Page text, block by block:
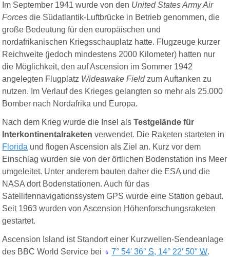
Im September 1941 wurde von den United States Army Air
Forces die Südatlantik-Luftbrücke in Betrieb genommen, die
große Bedeutung für den europäischen und
nordafrikanischen Kriegsschauplatz hatte. Flugzeuge kurzer
Reichweite (jedoch mindestens 2000 Kilometer) hatten nur
die Möglichkeit, den auf Ascension im Sommer 1942
angelegten Flugplatz Wideawake Fieldzum Auftanken zu
nutzen. Im Verlauf des Krieges gelangten so mehr als 25.000
Bomber nach Nordafrika und Europa.
Nach dem Krieg wurde die Insel alsTestgelände für
Interkontinentalraketen verwendet. Die Raketen starteten in
Florida und flogen Ascension als Ziel an. Kurz vor dem
Einschlag wurden sie von der örtlichen Bodenstation ins Meer
umgeleitet. Unter anderem bauten daher die ESA und die
NASA dort Bodenstationen. Auch für das
Satellitennavigationssystem GPS wurde eine Station gebaut.
Seit 1963 wurden von Ascension Höhenforschungsraketen
gestartet.
Ascension Island ist Standort einer Kurzwellen-Sendeanlage
des BBC World Service bei ♁ 7° 54′ 36″ S, 14° 22′ 50″W.